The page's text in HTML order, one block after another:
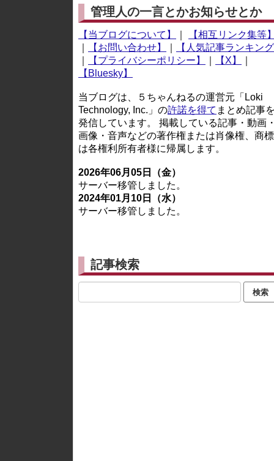
管理人の一言とかお知らせとか
【当ブログについて】
【相互リンク集等】
【お問い合わせ】
【人気記事ランキング
【プライバシーポリシー】 【X】
【Bluesky】
当ブログは、５ちゃんねるの運営元「Loki
Technology, Inc.」の許諾を得て まとめ記事を
発信しています。 掲載している記事・動画・
画像・音声などの著作権または肖像権、商
は各権利所有者様に帰属します。
2026年06月05日（金）
サーバー移管しました。
2024年01月10日（水）
サーバー移管しました。
記事検索